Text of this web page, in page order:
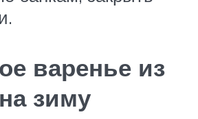
варенье из
зиму